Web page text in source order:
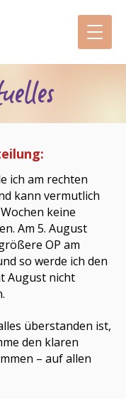
ich am rechten
kann vermutlich
keine
Am 5. August
OP am
so werde ich den
August nicht
überstanden ist,
den klaren
– auf allen